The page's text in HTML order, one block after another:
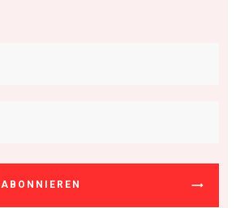
ABONNIEREN